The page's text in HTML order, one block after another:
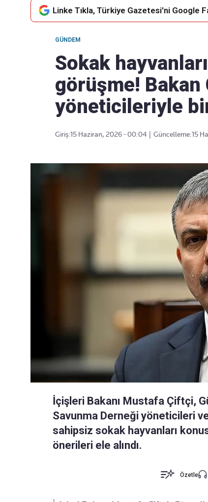
akışımıza ulaşın
Linke Tıkla, Türkiye Gazetesi'ni Google
GÜNDEM
Sokak
görüşme! Bakan
yöneticileriyle
Giriş:15 Haziran, 2026 - 00:04 Güncelleme:15
İçişleri Bakanı Mustafa Çiftçi,
Savunma Derneği yöneticileri
sahipsiz sokak hayvanları
önerileri ele alındı.
Özetle